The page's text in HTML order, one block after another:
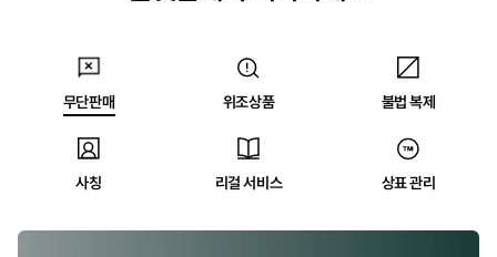
무단판매 위조상품 불법 복제
사칭 리걸 서비스 상표 관리